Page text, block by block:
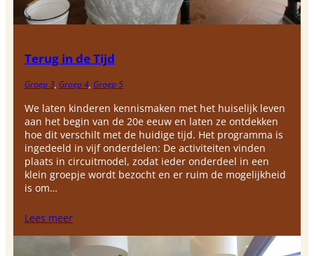
Terug in de Tijd
Groep 3, Groep 4, Groep 5
We laten kinderen kennismaken met het huiselijk leven
aan het begin van de 20e eeuw en laten ze ontdekken
hoe dit verschilt met de huidige tijd. Het programma is
ingedeeld in vijf onderdelen: De activiteiten vinden
plaats in circuitmodel, zodat ieder onderdeel in een
klein groepje wordt bezocht en er ruim de mogelijkheid
is om…
Lees meer